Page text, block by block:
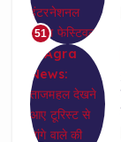
51